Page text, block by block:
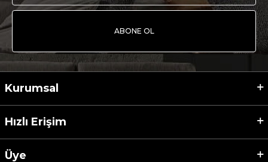
ABONE OL
Kurumsal
Hızlı Erişim
Üye